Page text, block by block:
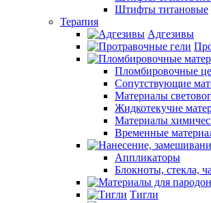
Штифты титановые
Терапия
Адгезивы
Пломбировочные
Сопутствующие
Материалы
Жидкотекучие
Материалы
Временные
Аппликаторы
Блокноты, стекла,
Тигли